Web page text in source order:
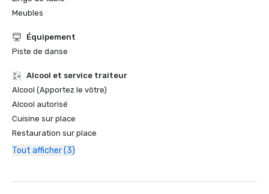
Meubles
Équipement
Piste de danse
Alcool et service traiteur
Alcool (Apportez le vôtre)
Alcool autorisé
Cuisine sur place
Restauration sur place
Tout afficher (3)